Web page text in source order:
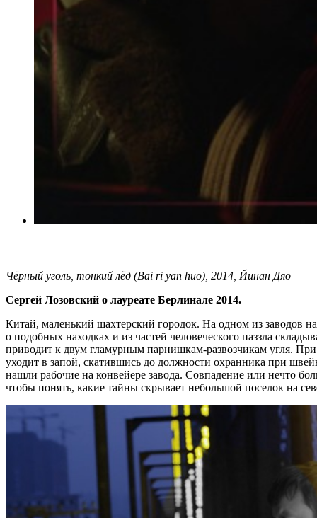
Чёрный уголь, тонкий лёд (Bai ri yan huo), 2014, Йинан Дяо
Сергей Лозовский о лауреате Берлинале 2014.
Китай, маленький шахтерский городок. На одном из заводов
о подобных находках и из частей человеческого паззла
приводит к двум гламурным парнишкам-развозчикам угля. При
уходит в запой, скатившись до должности охранника при
нашли рабочие на конвейере завода. Совпадение или нечто
чтобы понять, какие тайны скрывает небольшой поселок на